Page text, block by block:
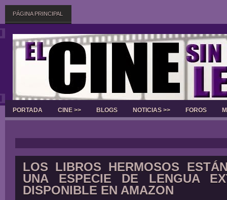
PÁGINA PRINCIPAL
PORTADA CINE >> BLOGS NOTICIAS >> FOROS
LOS LIBROS HERMOSOS
UNA ESPECIE DE LENGUA
DISPONIBLE EN AMAZON